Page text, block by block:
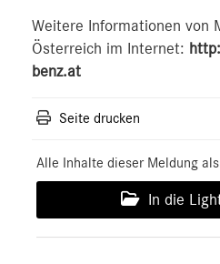
Weitere Informationen von
Österreich im Internet:
benz.at
Seite drucken
Alle Inhalte dieser Meldung
In die